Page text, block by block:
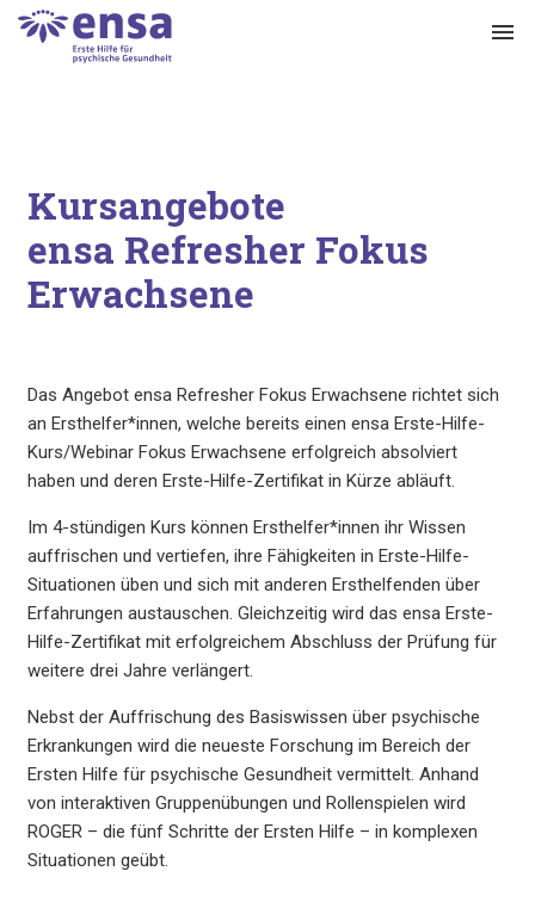
menu
Kursangebote
ensa Refresher Fokus
Erwachsene
Das Angebot ensa Refresher Fokus Erwachsene richtet sich
an Ersthelfer*innen, welche bereits einen ensa Erste-Hilfe-
Kurs/Webinar Fokus Erwachsene erfolgreich absolviert
haben und deren Erste-Hilfe-Zertifikat in Kürze abläuft.
Im 4-stündigen Kurs können Ersthelfer*innen ihr Wissen
auffrischen und vertiefen, ihre Fähigkeiten in Erste-Hilfe-
Situationen üben und sich mit anderen Ersthelfenden über
Erfahrungen austauschen. Gleichzeitig wird das ensa Erste-
Hilfe-Zertifikat mit erfolgreichem Abschluss der Prüfung für
weitere drei Jahre verlängert.
Nebst der Auffrischung des Basiswissen über psychische
Erkrankungen wird die neueste Forschung im Bereich der
Ersten Hilfe für psychische Gesundheit vermittelt. Anhand
von interaktiven Gruppenübungen und Rollenspielen wird
ROGER – die fünf Schritte der Ersten Hilfe – in komplexen
Situationen geübt.